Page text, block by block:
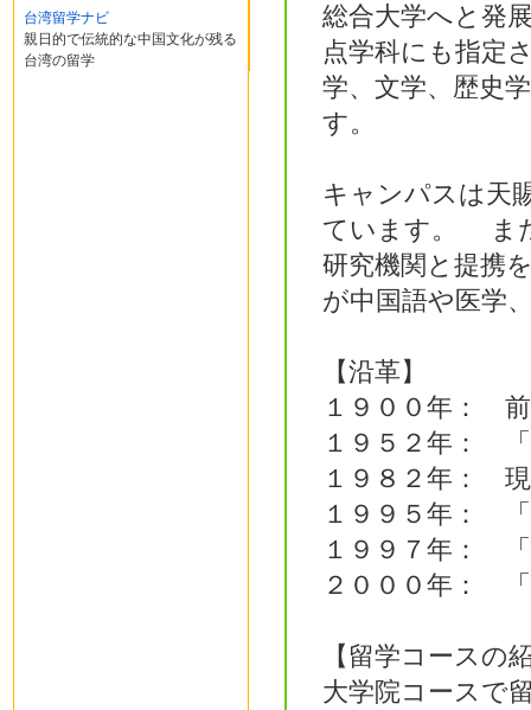
台湾留学ナビ
親日的で伝統的な中国文化が残る
台湾の留学
総合大学へと発
点学科にも指定
学、文学、歴史
す。
キャンパスは天
ています。 ま
研究機関と提携
が中国語や医学
【沿革】
１９００年：
１９５２年：
１９８２年：
１９９５年：
１９９７年：
２０００年：
【留学コース
大学院コースで